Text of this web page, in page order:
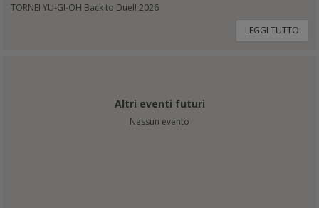
TORNEI YU-GI-OH Back to Duel! 2026
LEGGI TUTTO
Altri eventi futuri
Nessun evento